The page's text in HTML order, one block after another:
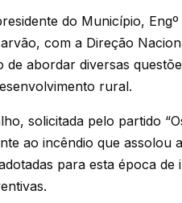
do Município,
com a Direção
de abordar diversas
rural.
solicitada pelo partido
ao incêndio que assolou
para esta época de